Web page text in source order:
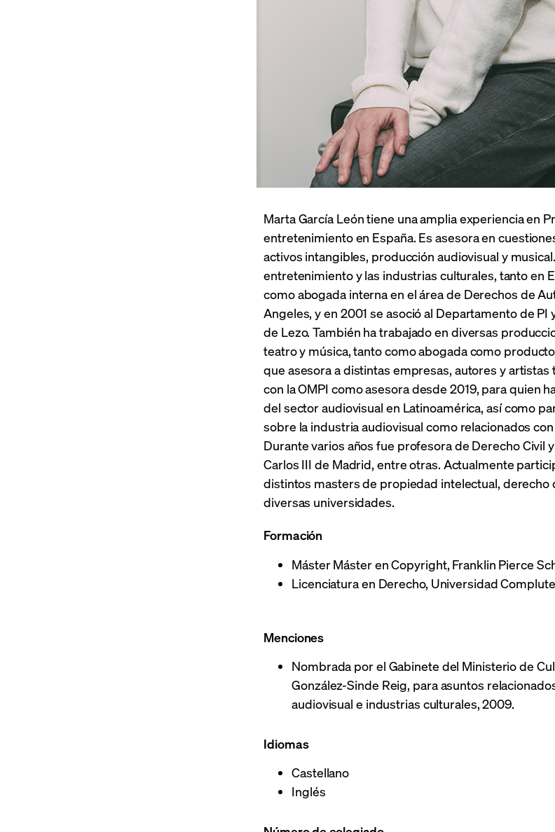
Marta García León tiene una amplia experiencia en
entretenimiento en España. Es asesora en
activos intangibles, producción audiovisual y
entretenimiento y las industrias culturales, tanto en
como abogada interna en el área de Derechos de
Angeles, y en 2001 se asoció al Departamento de
de Lezo. También ha trabajado en diversas
teatro y música, tanto como abogada como
que asesora a distintas empresas, autores y
con la OMPI como asesora desde 2019, para quien
del sector audiovisual en Latinoamérica, así como
sobre la industria audiovisual como relacionados
Durante varios años fue profesora de Derecho Civil
Carlos III de Madrid, entre otras. Actualmente
distintos masters de propiedad intelectual, derecho
diversas universidades.
Formación
Máster Máster en Copyright, Franklin Pierce
Licenciatura en Derecho, Universidad
Menciones
Nombrada por el Gabinete del Ministerio de
González-Sinde Reig, para asuntos
audiovisual e industrias culturales, 2009.
Idiomas
Castellano
Inglés